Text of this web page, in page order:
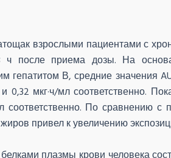
взрослыми пациентами с
после приема дозы. На
гепатитом В, средние значения
мкг·ч/мл соответственно.
По сравнению
привел к увеличению
плазмы крови человека